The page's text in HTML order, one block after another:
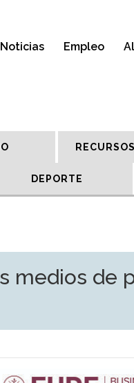
Noticias Empleo
DEPORTE
medios de